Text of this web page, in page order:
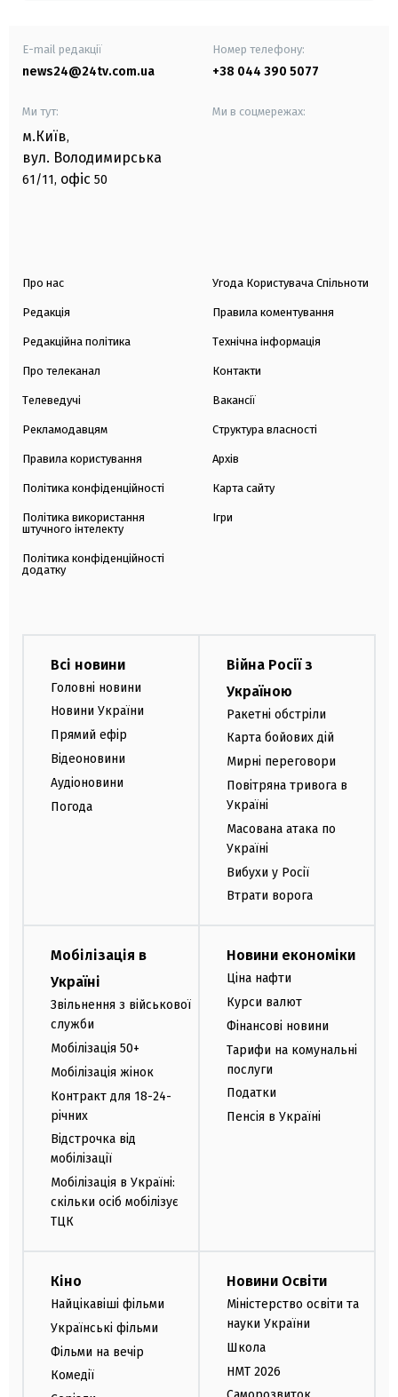
E-mail редакції
news24@24tv.com.ua
Номер телефону:
+38 044 390 5077
Ми тут:
м.Київ,
вул. Володимирська
61/11, офіс 50
Ми в соцмережах:
Про нас
Редакція
Редакційна політика
Про телеканал
Телеведучі
Рекламодавцям
Правила користування
Політика конфіденційності
Політика використання
штучного інтелекту
Політика конфіденційності
додатку
Угода Користувача Спільноти
Правила коментування
Технічна інформація
Контакти
Вакансії
Структура власності
Архів
Карта сайту
Ігри
Всі новини
Головні новини
Новини України
Прямий ефір
Відеоновини
Аудіоновини
Погода
Війна Росії з
Україною
Ракетні обстріли
Карта бойових дій
Мирні переговори
Повітряна тривога в
Україні
Масована атака по
Україні
Вибухи у Росії
Втрати ворога
Мобілізація в
Україні
Звільнення з військової
служби
Мобілізація 50+
Мобілізація жінок
Контракт для 18-24-
річних
Відстрочка від
мобілізації
Мобілізація в Україні:
скільки осіб мобілізує
ТЦК
Новини економіки
Ціна нафти
Курси валют
Фінансові новини
Тарифи на комунальні
послуги
Податки
Пенсія в Україні
Кіно
Найцікавіші фільми
Українські фільми
Фільми на вечір
Комедії
Новини Освіти
Міністерство освіти та
науки України
Школа
НМТ 2026